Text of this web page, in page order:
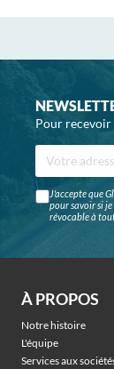
Pour recevoir
J'accepte que
pour savoir si
révocable à
À PROPOS
Notre histoire
L'équipe
Services aux